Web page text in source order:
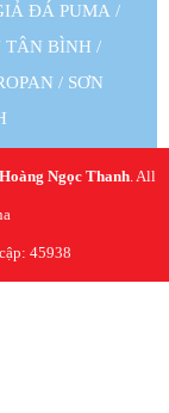
ĐÁ PUMA /
TÂN BÌNH /
/ SƠN
Ngọc Thanh. All
45938